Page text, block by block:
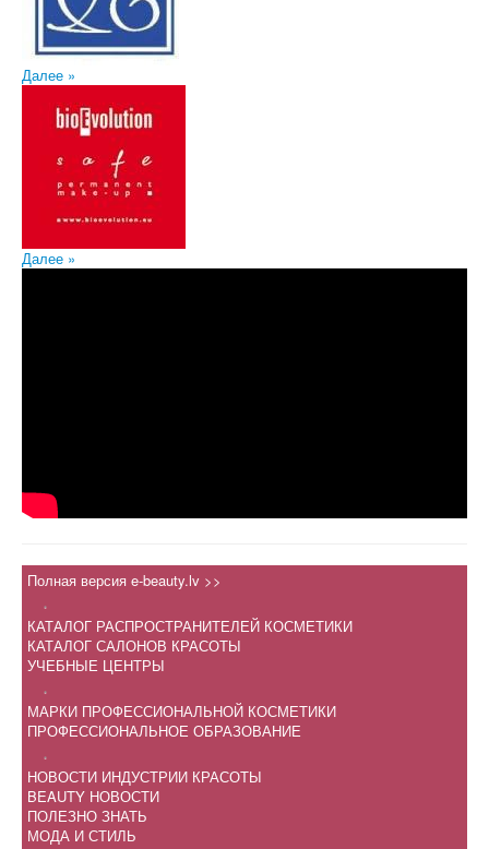
Далее »
Далее »
Полная версия e-beauty.lv >>
.
КАТАЛОГ РАСПРОСТРАНИТЕЛЕЙ КОСМЕТИКИ
КАТАЛОГ САЛОНОВ КРАСОТЫ
УЧЕБНЫЕ ЦЕНТРЫ
.
МАРКИ ПРОФЕССИОНАЛЬНОЙ КОСМЕТИКИ
ПРОФЕССИОНАЛЬНОЕ ОБРАЗОВАНИЕ
.
НОВОСТИ ИНДУСТРИИ КРАСОТЫ
BEAUTY НОВОСТИ
ПОЛЕЗНО ЗНАТЬ
МОДА И СТИЛЬ